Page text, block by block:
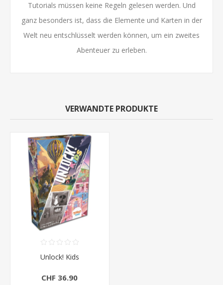
Tutorials müssen keine Regeln gelesen werden. Und
ganz besonders ist, dass die Elemente und Karten in der
Welt neu entschlüsselt werden können, um ein zweites
Abenteuer zu erleben.
VERWANDTE PRODUKTE
Unlock! Kids
CHF 36.90